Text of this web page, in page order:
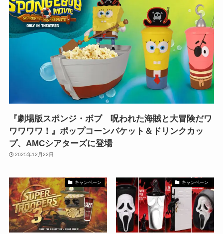
『劇場版スポンジ・ボブ 呪われた海賊と大冒険だワ
ワワワワ！』ポップコーンバケット＆ドリンクカッ
プ、AMCシアターズに登場
2025年12月22日
キャンペーン キャンペーン